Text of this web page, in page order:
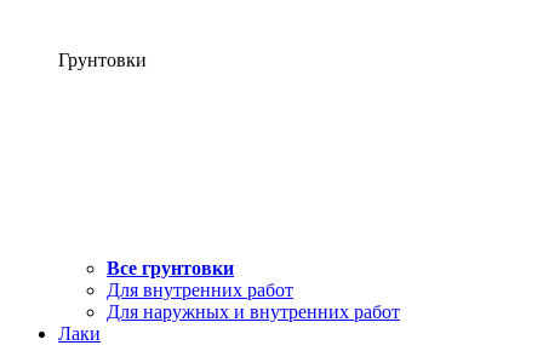
Грунтовки
Все грунтовки
Для внутренних работ
Для наружных и внутренних работ
Лаки